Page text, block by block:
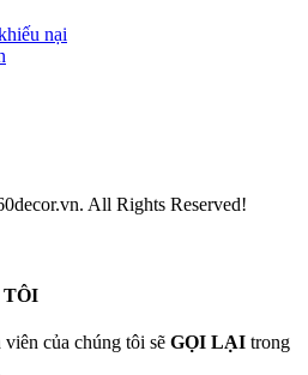
nại
All Rights Reserved!
TÔI
viên của chúng tôi sẽ GỌI LẠI trong